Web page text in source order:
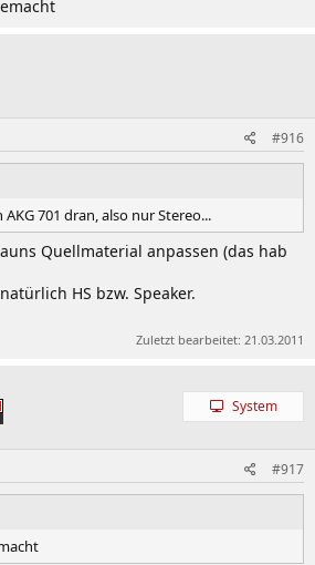
#916
701 dran, also nur Stereo...
Quellmaterial anpassen (das hab
HS bzw. Speaker.
Zuletzt bearbeitet: 21.03.2011
System
#917